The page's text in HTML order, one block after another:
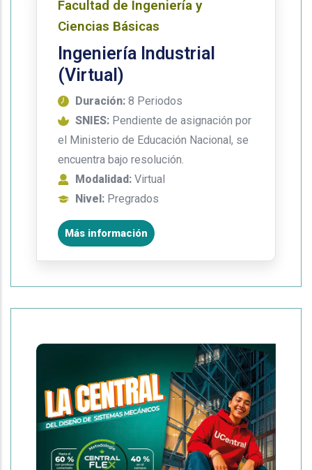
Facultad de Ingeniería y
Ciencias Básicas
Ingeniería Industrial
(Virtual)
Duración: 8 Periodos
SNIES: Pendiente de asignación por
el Ministerio de Educación Nacional, se
encuentra bajo resolución.
Modalidad: Virtual
Nivel: Pregrados
Más información